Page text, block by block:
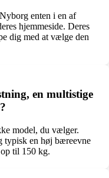
enten i en af
hjemmeside. Deres
dig med at vælge den
en multistige
model, du vælger.
typisk en høj bæreevne
til 150 kg.